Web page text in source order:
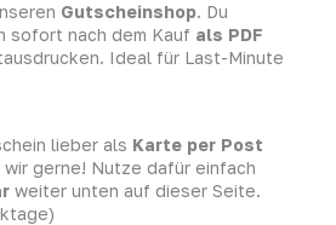
Gutscheinshop. Du
sofort nach dem Kauf als PDF
Ideal für Last-Minute
lieber als Karte per Post
wir gerne! Nutze dafür einfach
weiter unten auf dieser Seite.